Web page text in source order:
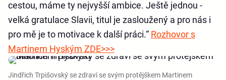
cestou, máme ty nejvyšší ambice. Ještě jednou -
velká gratulace Slavii, titul je zasloužený a pro nás i
pro mě je to motivace k další práci.“ Rozhovor s
Martinem Hyským ZDE>>>
Jindřich Trpišovský se zdraví se svým protějškem Martinem